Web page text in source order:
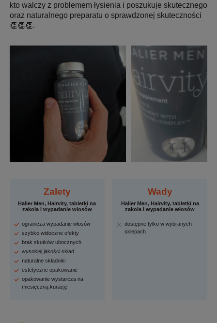
kto walczy z problemem łysienia i poszukuje skutecznego
oraz naturalnego preparatu o sprawdzonej skuteczności
👏👏👏.
Zalety
Halier Men, Hairvity, tabletki na
zakola i wypadanie włosów
ogranicza wypadanie włosów
szybko widoczne efekty
brak skutków ubocznych
wysokiej jakości skład
naturalne składniki
estetyczne opakowanie
opakowanie wystarcza na
miesięczną kurację
Wady
Halier Men, Hairvity, tabletki na
zakola i wypadanie włosów
dostępne tylko w wybranych
sklepach